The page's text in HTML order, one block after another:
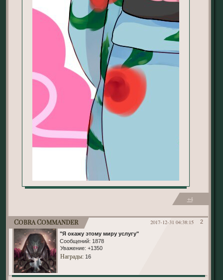
+4
2
2017-12-31 04:38:15
Cobra Commander
"Я окажу этому миру услугу"
Сообщений: 1878
Уважение: +1350
Награды: 16